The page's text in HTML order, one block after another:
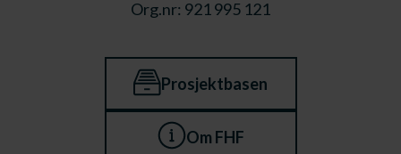
Org.nr: 921 995 121
Prosjektbasen
Om FHF